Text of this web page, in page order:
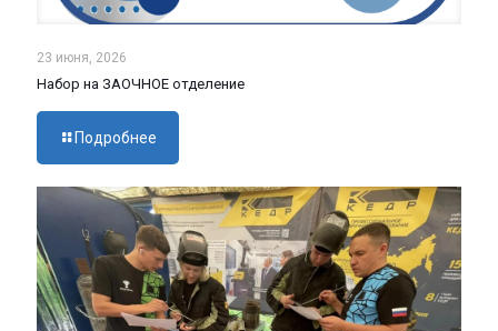
23 июня, 2026
Набор на ЗАОЧНОЕ отделение
Подробнее